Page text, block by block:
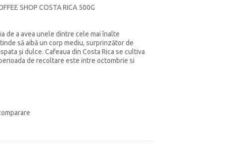
SHOP COSTA RICA 500G
de a avea unele dintre cele mai înalte
să aibă un corp mediu, surprinzător de
și dulce. Cafeaua din Costa Rica se cultiva
de recoltare este intre octombrie si